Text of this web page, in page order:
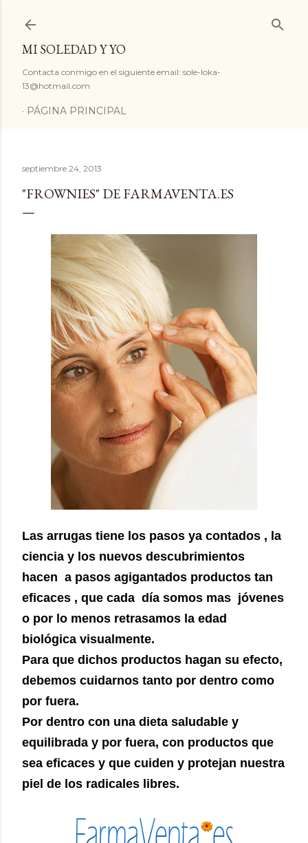
MI SOLEDAD Y YO
Contacta conmigo en el siguiente email: sole-loka-
13@hotmail.com
PÁGINA PRINCIPAL
septiembre 24, 2013
"FROWNIES" DE FARMAVENTA.ES
Las arrugas tiene los pasos ya contados , la
ciencia y los nuevos descubrimientos
hacen a pasos agigantados productos tan
eficaces , que cada día somos mas jóvenes
o por lo menos retrasamos la edad
biológica visualmente.
Para que dichos productos hagan su efecto,
debemos cuidarnos tanto por dentro como
por fuera.
Por dentro con una dieta saludable y
equilibrada y por fuera, con productos que
sea eficaces y que cuiden y protejan nuestra
piel de los radicales libres.